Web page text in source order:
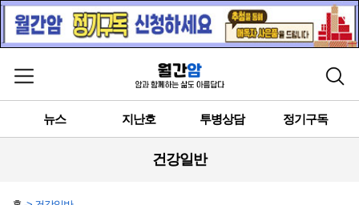
메뉴 열기 검색
뉴스 지난호 투병상담 정기구독
건강일반